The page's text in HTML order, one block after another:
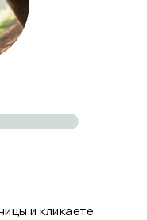
и кликаете